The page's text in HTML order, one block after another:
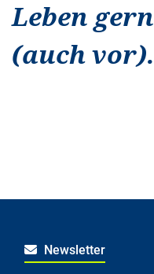
Leben gern
(auch vor).
Newsletter